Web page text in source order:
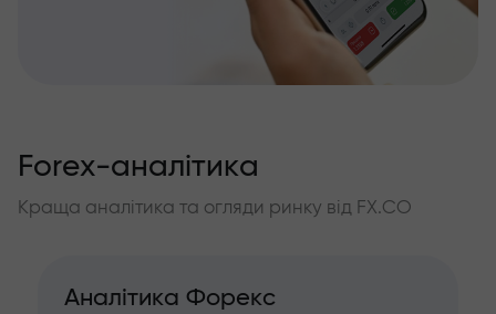
Forex-аналітика
Краща аналітика та огляди ринку від FX.CO
Аналітика Форекс